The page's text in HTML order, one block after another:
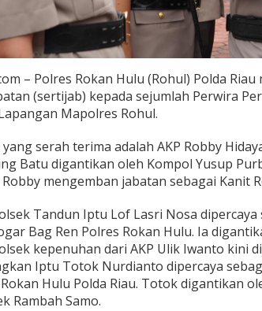
– Polres Rokan Hulu (Rohul) Polda
(sertijab) kepada sejumlah Perwira
Mapolres Rohul.
serah terima adalah AKP Robby
Batu digantikan oleh Kompol Yusup
Robby mengemban jabatan sebagai Kanit
Tandun Iptu Lof Lasri Nosa dipercaya
Bag Ren Polres Rokan Hulu. Ia
kepenuhan dari AKP Ulik Iwanto kini
Iptu Totok Nurdianto dipercaya
Hulu Polda Riau. Totok digantikan
Rambah Samo.